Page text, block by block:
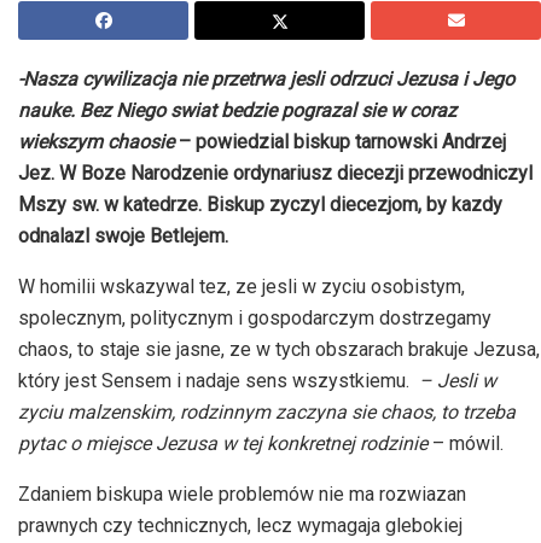
-Nasza cywilizacja nie przetrwa jesli odrzuci Jezusa i Jego
nauke. Bez Niego swiat bedzie pograzal sie w coraz
wiekszym chaosie– powiedzial biskup tarnowski Andrzej
Jez. W Boze Narodzenie ordynariusz diecezji przewodniczyl
Mszy sw. w katedrze. Biskup zyczyl diecezjom, by kazdy
odnalazl swoje Betlejem.
W homilii wskazywal tez, ze jesli w zyciu osobistym,
spolecznym, politycznym i gospodarczym dostrzegamy
chaos, to staje sie jasne, ze w tych obszarach brakuje Jezusa,
który jest Sensem i nadaje sens wszystkiemu. – Jesli w
zyciu malzenskim, rodzinnym zaczyna sie chaos, to trzeba
pytac o miejsce Jezusa w tej konkretnej rodzinie– mówil.
Zdaniem biskupa wiele problemów nie ma rozwiazan
prawnych czy technicznych, lecz wymagaja glebokiej